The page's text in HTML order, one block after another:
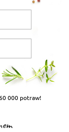
000 potraw!